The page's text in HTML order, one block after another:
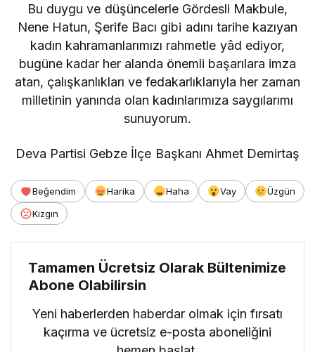
Bu duygu ve düşüncelerle Gördesli Makbule,
Nene Hatun, Şerife Bacı gibi adını tarihe kazıyan
kadın kahramanlarımızı rahmetle yâd ediyor,
bugüne kadar her alanda önemli başarılara imza
atan, çalışkanlıkları ve fedakarlıklarıyla her zaman
milletinin yanında olan kadınlarımıza saygılarımı
sunuyorum.
Deva Partisi Gebze İlçe Başkanı Ahmet Demirtaş
Beğendim Harika Haha Vay
Üzgün
Kızgın
Tamamen Ücretsiz Olarak Bültenimize
Abone Olabilirsin
Yeni haberlerden haberdar olmak için fırsatı
kaçırma ve ücretsiz e-posta aboneliğini